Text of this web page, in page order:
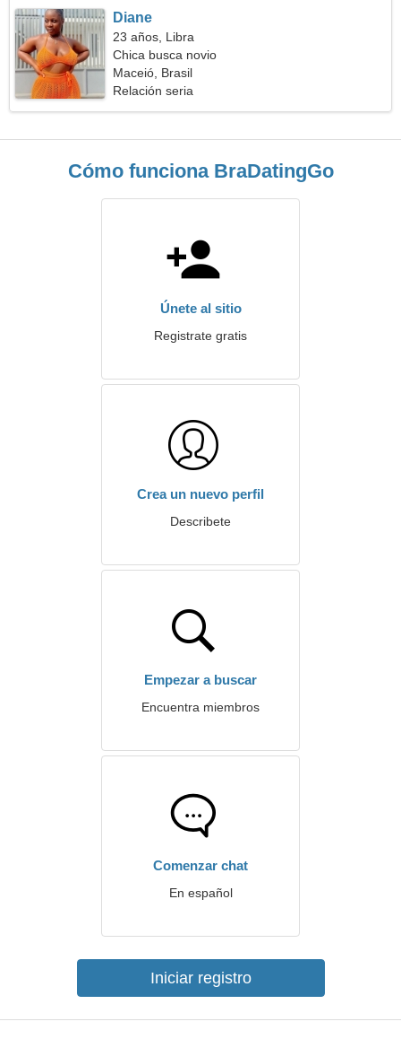
Diane
23 años, Libra
Chica busca novio
Maceió, Brasil
Relación seria
Cómo funciona BraDatingGo
Únete al sitio
Registrate gratis
Crea un nuevo perfil
Describete
Empezar a buscar
Encuentra miembros
Comenzar chat
En español
Iniciar registro